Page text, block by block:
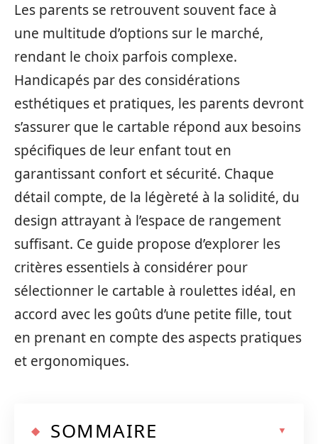
Les parents se retrouvent souvent face à
une multitude d’options sur le marché,
rendant le choix parfois complexe.
Handicapés par des considérations
esthétiques et pratiques, les parents devront
s’assurer que le cartable répond aux besoins
spécifiques de leur enfant tout en
garantissant confort et sécurité. Chaque
détail compte, de la légèreté à la solidité, du
design attrayant à l’espace de rangement
suffisant. Ce guide propose d’explorer les
critères essentiels à considérer pour
sélectionner le cartable à roulettes idéal, en
accord avec les goûts d’une petite fille, tout
en prenant en compte des aspects pratiques
et ergonomiques.
SOMMAIRE